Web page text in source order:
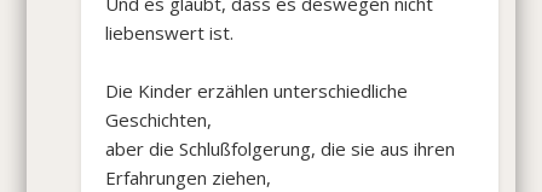
liebenswert ist.
Die Kinder erzählen unterschiedliche
Geschichten,
aber die Schlußfolgerung, die sie aus ihren
Erfahrungen ziehen,